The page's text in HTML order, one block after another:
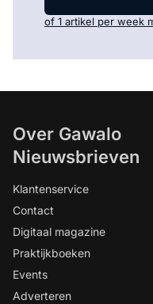
of 1 artikel per week
Over Gawalo
Nieuwsbrieven
Klantenservice
Contact
Digitaal magazine
Praktijkboeken
Events
Adverteren